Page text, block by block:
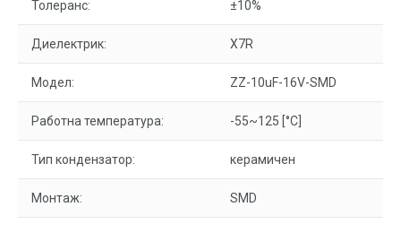
Толеранс: ±10%
Диелектрик: X7R
Модел: ZZ-10uF-16V-SMD
Работна температура: -55~125 [°C]
Тип кондензатор: керамичен
Монтаж: SMD